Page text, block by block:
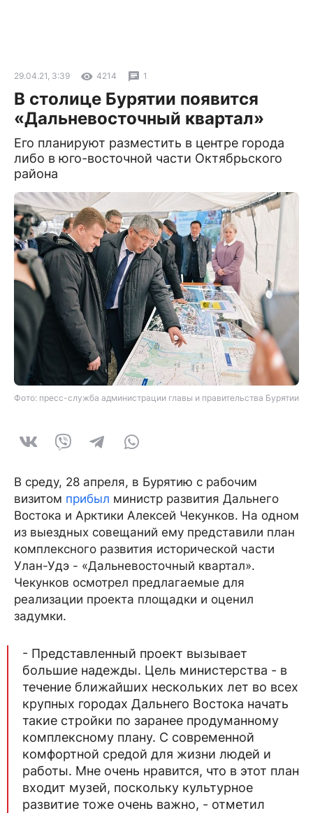
29.04.21, 3:39 4214 1
В столице Бурятии появится
«Дальневосточный квартал»
Его планируют разместить в центре города
либо в юго-восточной части Октябрьского
района
Фото: пресс-служба администрации главы и правительства Бурятии
В среду, 28 апреля, в Бурятию с рабочим
визитом прибыл министр развития Дальнего
Востока и Арктики Алексей Чекунков. На одном
из выездных совещаний ему представили план
комплексного развития исторической части
Улан-Удэ - «Дальневосточный квартал».
Чекунков осмотрел предлагаемые для
реализации проекта площадки и оценил
задумки.
- Представленный проект вызывает
большие надежды. Цель министерства - в
течение ближайших нескольких лет во всех
крупных городах Дальнего Востока начать
такие стройки по заранее продуманному
комплексному плану. С современной
комфортной средой для жизни людей и
работы. Мне очень нравится, что в этот план
входит музей, поскольку культурное
развитие тоже очень важно, - отметил